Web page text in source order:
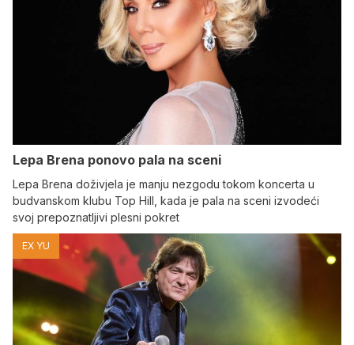
Lepa Brena ponovo pala na sceni
Lepa Brena doživjela je manju nezgodu tokom koncerta u
budvanskom klubu Top Hill, kada je pala na sceni izvodeći
svoj prepoznatljivi plesni pokret
EX YU